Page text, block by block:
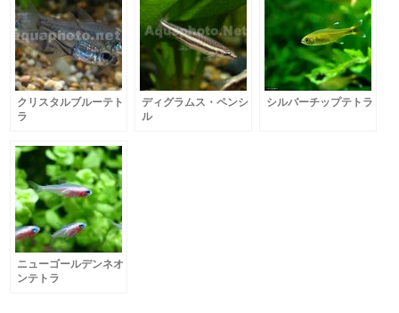
クリスタルブルーテト
ラ
ディグラムス・ペンシ
ル
シルバーチップテトラ
ニューゴールデンネオ
ンテトラ